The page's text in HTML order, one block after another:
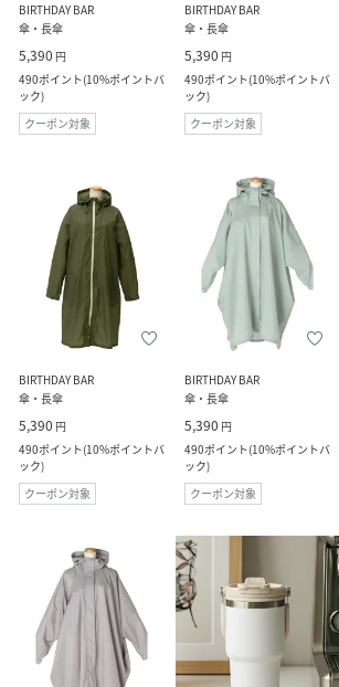
BIRTHDAY BAR
傘・長傘
5,390 円
490ポイント(10%ポイントバ
ック)
クーポン対象
BIRTHDAY BAR
傘・長傘
5,390 円
490ポイント(10%ポイントバ
ック)
クーポン対象
BIRTHDAY BAR
傘・長傘
5,390 円
490ポイント(10%ポイントバ
ック)
クーポン対象
BIRTHDAY BAR
傘・長傘
5,390 円
490ポイント(10%ポイントバ
ック)
クーポン対象